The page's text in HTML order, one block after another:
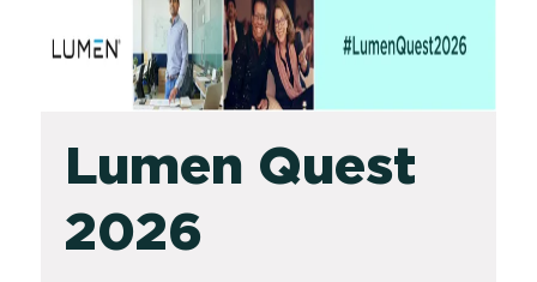
Lumen Quest
2026